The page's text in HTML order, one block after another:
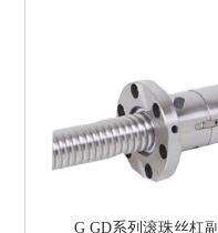
G GD系列滚珠丝杠副